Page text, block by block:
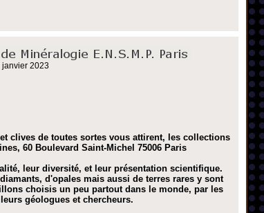
2023
clives de toutes sortes vous attirent, les collections
60 Boulevard Saint-Michel 75006 Paris
leur diversité, et leur présentation scientifique.
d'opales mais aussi de terres rares y sont
choisis un peu partout dans le monde, par les
géologues et chercheurs.